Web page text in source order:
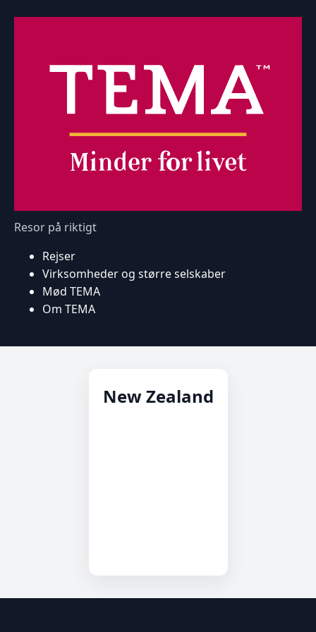
Resor på riktigt
Rejser
Virksomheder og større selskaber
Mød TEMA
Om TEMA
New Zealand